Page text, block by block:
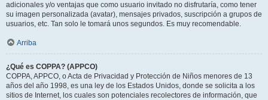
adicionales y/o ventajas que como usuario invitado no disfrutaría, como tener
su imagen personalizada (avatar), mensajes privados, suscripción a grupos de
usuarios, etc. Tan solo le tomará unos segundos. Es muy recomendable.
Arriba
¿Qué es COPPA? (APPCO)
COPPA, APPCO, o Acta de Privacidad y Protección de Niños menores de 13
años del año 1998, es una ley de los Estados Unidos, donde se solicita a los
sitios de Internet, los cuales son potenciales recolectores de información, que